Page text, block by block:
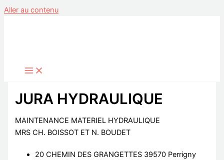
Aller au contenu
JURA HYDRAULIQUE
MAINTENANCE MATERIEL HYDRAULIQUE
MRS CH. BOISSOT ET N. BOUDET
20 CHEMIN DES GRANGETTES 39570 Perrigny